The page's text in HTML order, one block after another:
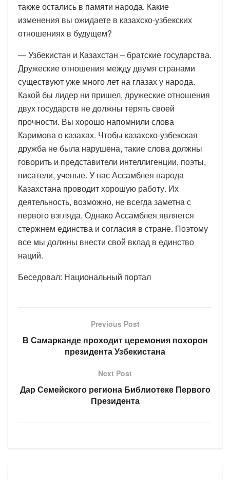
также остались в памяти народа. Какие
изменения вы ожидаете в казахско-узбекских
отношениях в будущем?
— Узбекистан и Казахстан – братские государства.
Дружеские отношения между двумя странами
существуют уже много лет на глазах у народа.
Какой бы лидер ни пришел, дружеские отношения
двух государств не должны терять своей
прочности. Вы хорошо напомнили слова
Каримова о казахах. Чтобы казахско-узбекская
дружба не была нарушена, такие слова должны
говорить и представители интеллигенции, поэты,
писатели, ученые. У нас Ассамблея народа
Казахстана проводит хорошую работу. Их
деятельность, возможно, не всегда заметна с
первого взгляда. Однако Ассамблея является
стержнем единства и согласия в стране. Поэтому
все мы должны внести свой вклад в единство
наций.
Беседовал: Национальный портал
Previous Post
В Самарканде проходит церемония похорон
президента Узбекистана
Next Post
Дар Семейского региона Библиотеке Первого
Президента